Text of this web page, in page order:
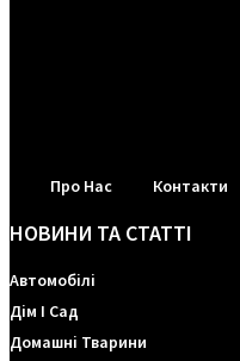
Про Нас Контакти
НОВИНИ ТА СТАТТІ
Автомобілі
Дім І Сад
Домашні Тварини